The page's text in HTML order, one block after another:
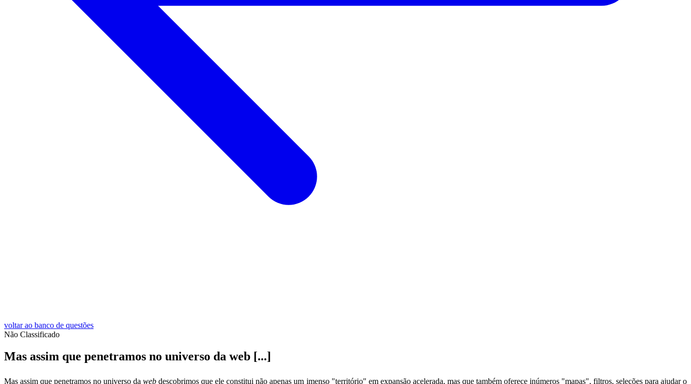
voltar ao banco de questões
Não Classificado
Mas assim que penetramos no universo da web [...]
Mas assim que penetramos no universo daweb descobrimos que ele constitui não apenas um imenso "território" em expansão acelerada, mas que também oferece inúmeros "mapas", filtros, seleções para ajudar o